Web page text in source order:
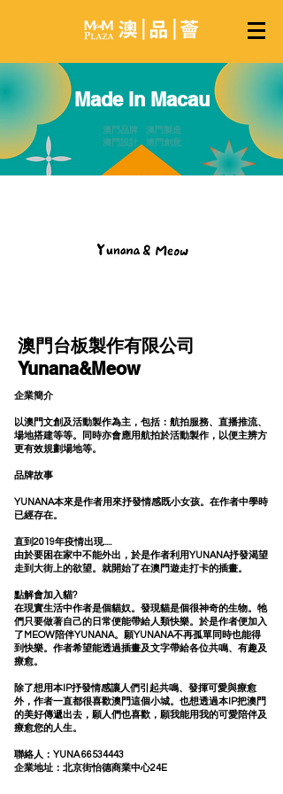
Made in Macau
澳門品牌 澳門製造
澳門設計 澳門創意
​澳門台板製作有限公司
Yunana&Meow
企業簡介
以澳門文創及活動製作為主，包括：航拍服務、直播推流、
場地搭建等等。同時亦會應用航拍於活動製作，以便主辨方
更有效規劃場地等。
品牌故事
YUNANA本來是作者用來抒發情感既小女孩。在作者中學時
已經存在。
直到2019年疫情出現.....
由於要困在家中不能外出，於是作者利用YUNANA抒發渴望
走到大街上的欲望。就開始了在澳門遊走打卡的插畫。
點解會加入貓?
在現實生活中作者是個貓奴。發現貓是個很神奇的生物。牠
們只要做著自己的日常便能帶給人類快樂。於是作者便加入
了MEOW陪伴YUNANA。願YUNANA不再孤單同時也能得
到快樂。作者希望能透過插畫及文字帶給各位共鳴、有趣及
療愈。
除了想用本IP抒發情感讓人們引起共鳴、發揮可愛與療愈
外，作者一直都很喜歡澳門這個小城。也想透過本IP把澳門
的美好傳遞出去，願人們也喜歡，願我能用我的可愛陪伴及
療愈您的人生。
聯絡人：YUNA66534443
企業地址：北京街怡德商業中心24E